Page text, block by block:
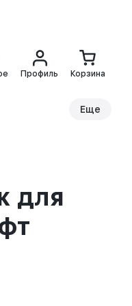
Профиль Корзина
Еще
для